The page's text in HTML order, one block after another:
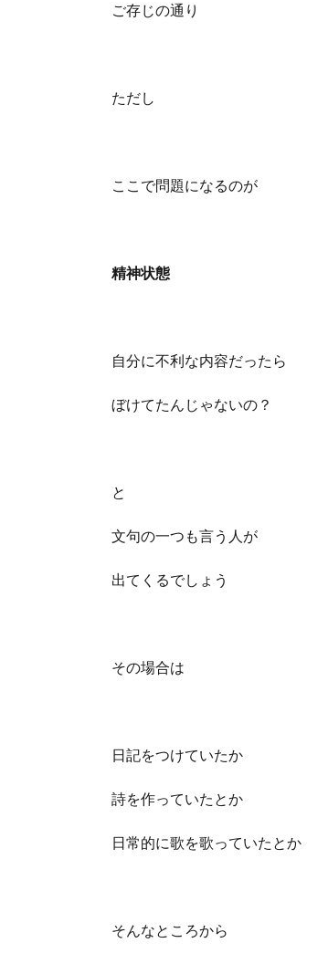
ご存じの通り
ただし
ここで問題になるのが
精神状態
自分に不利な内容だったら
ぼけてたんじゃないの？
と
文句の一つも言う人が
出てくるでしょう
その場合は
日記をつけていたか
詩を作っていたとか
日常的に歌を歌っていたとか
そんなところから